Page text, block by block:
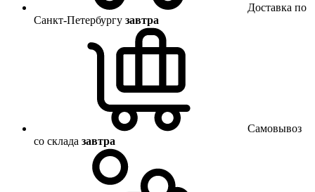
Доставка по
Санкт-Петербургу завтра
Самовывоз
со склада завтра